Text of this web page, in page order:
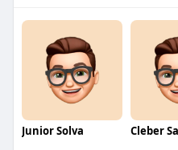
Junior Solva